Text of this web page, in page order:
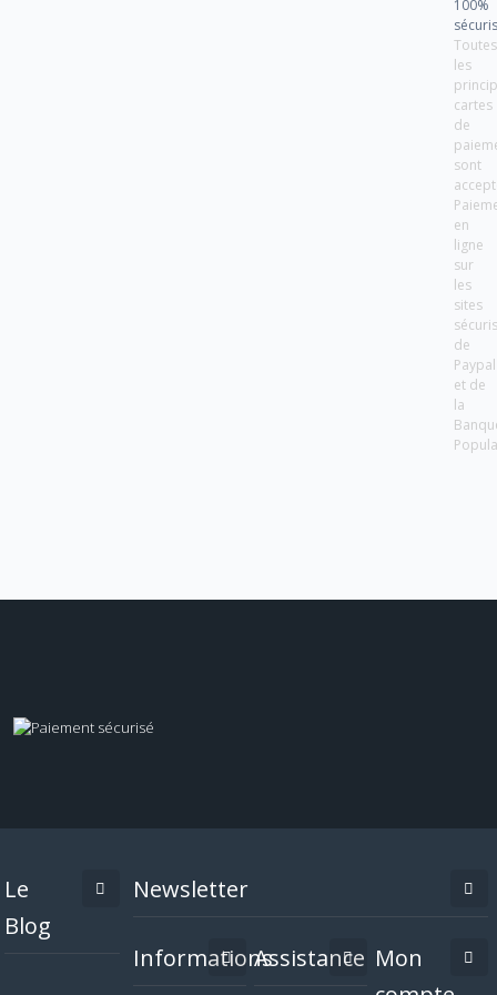
100%
Toutes
les
cartes
de
sont
en
ligne
sur
les
sites
de
Paypal
et de
la
Le
Blog
Newsletter
InformationsAssistance Mon